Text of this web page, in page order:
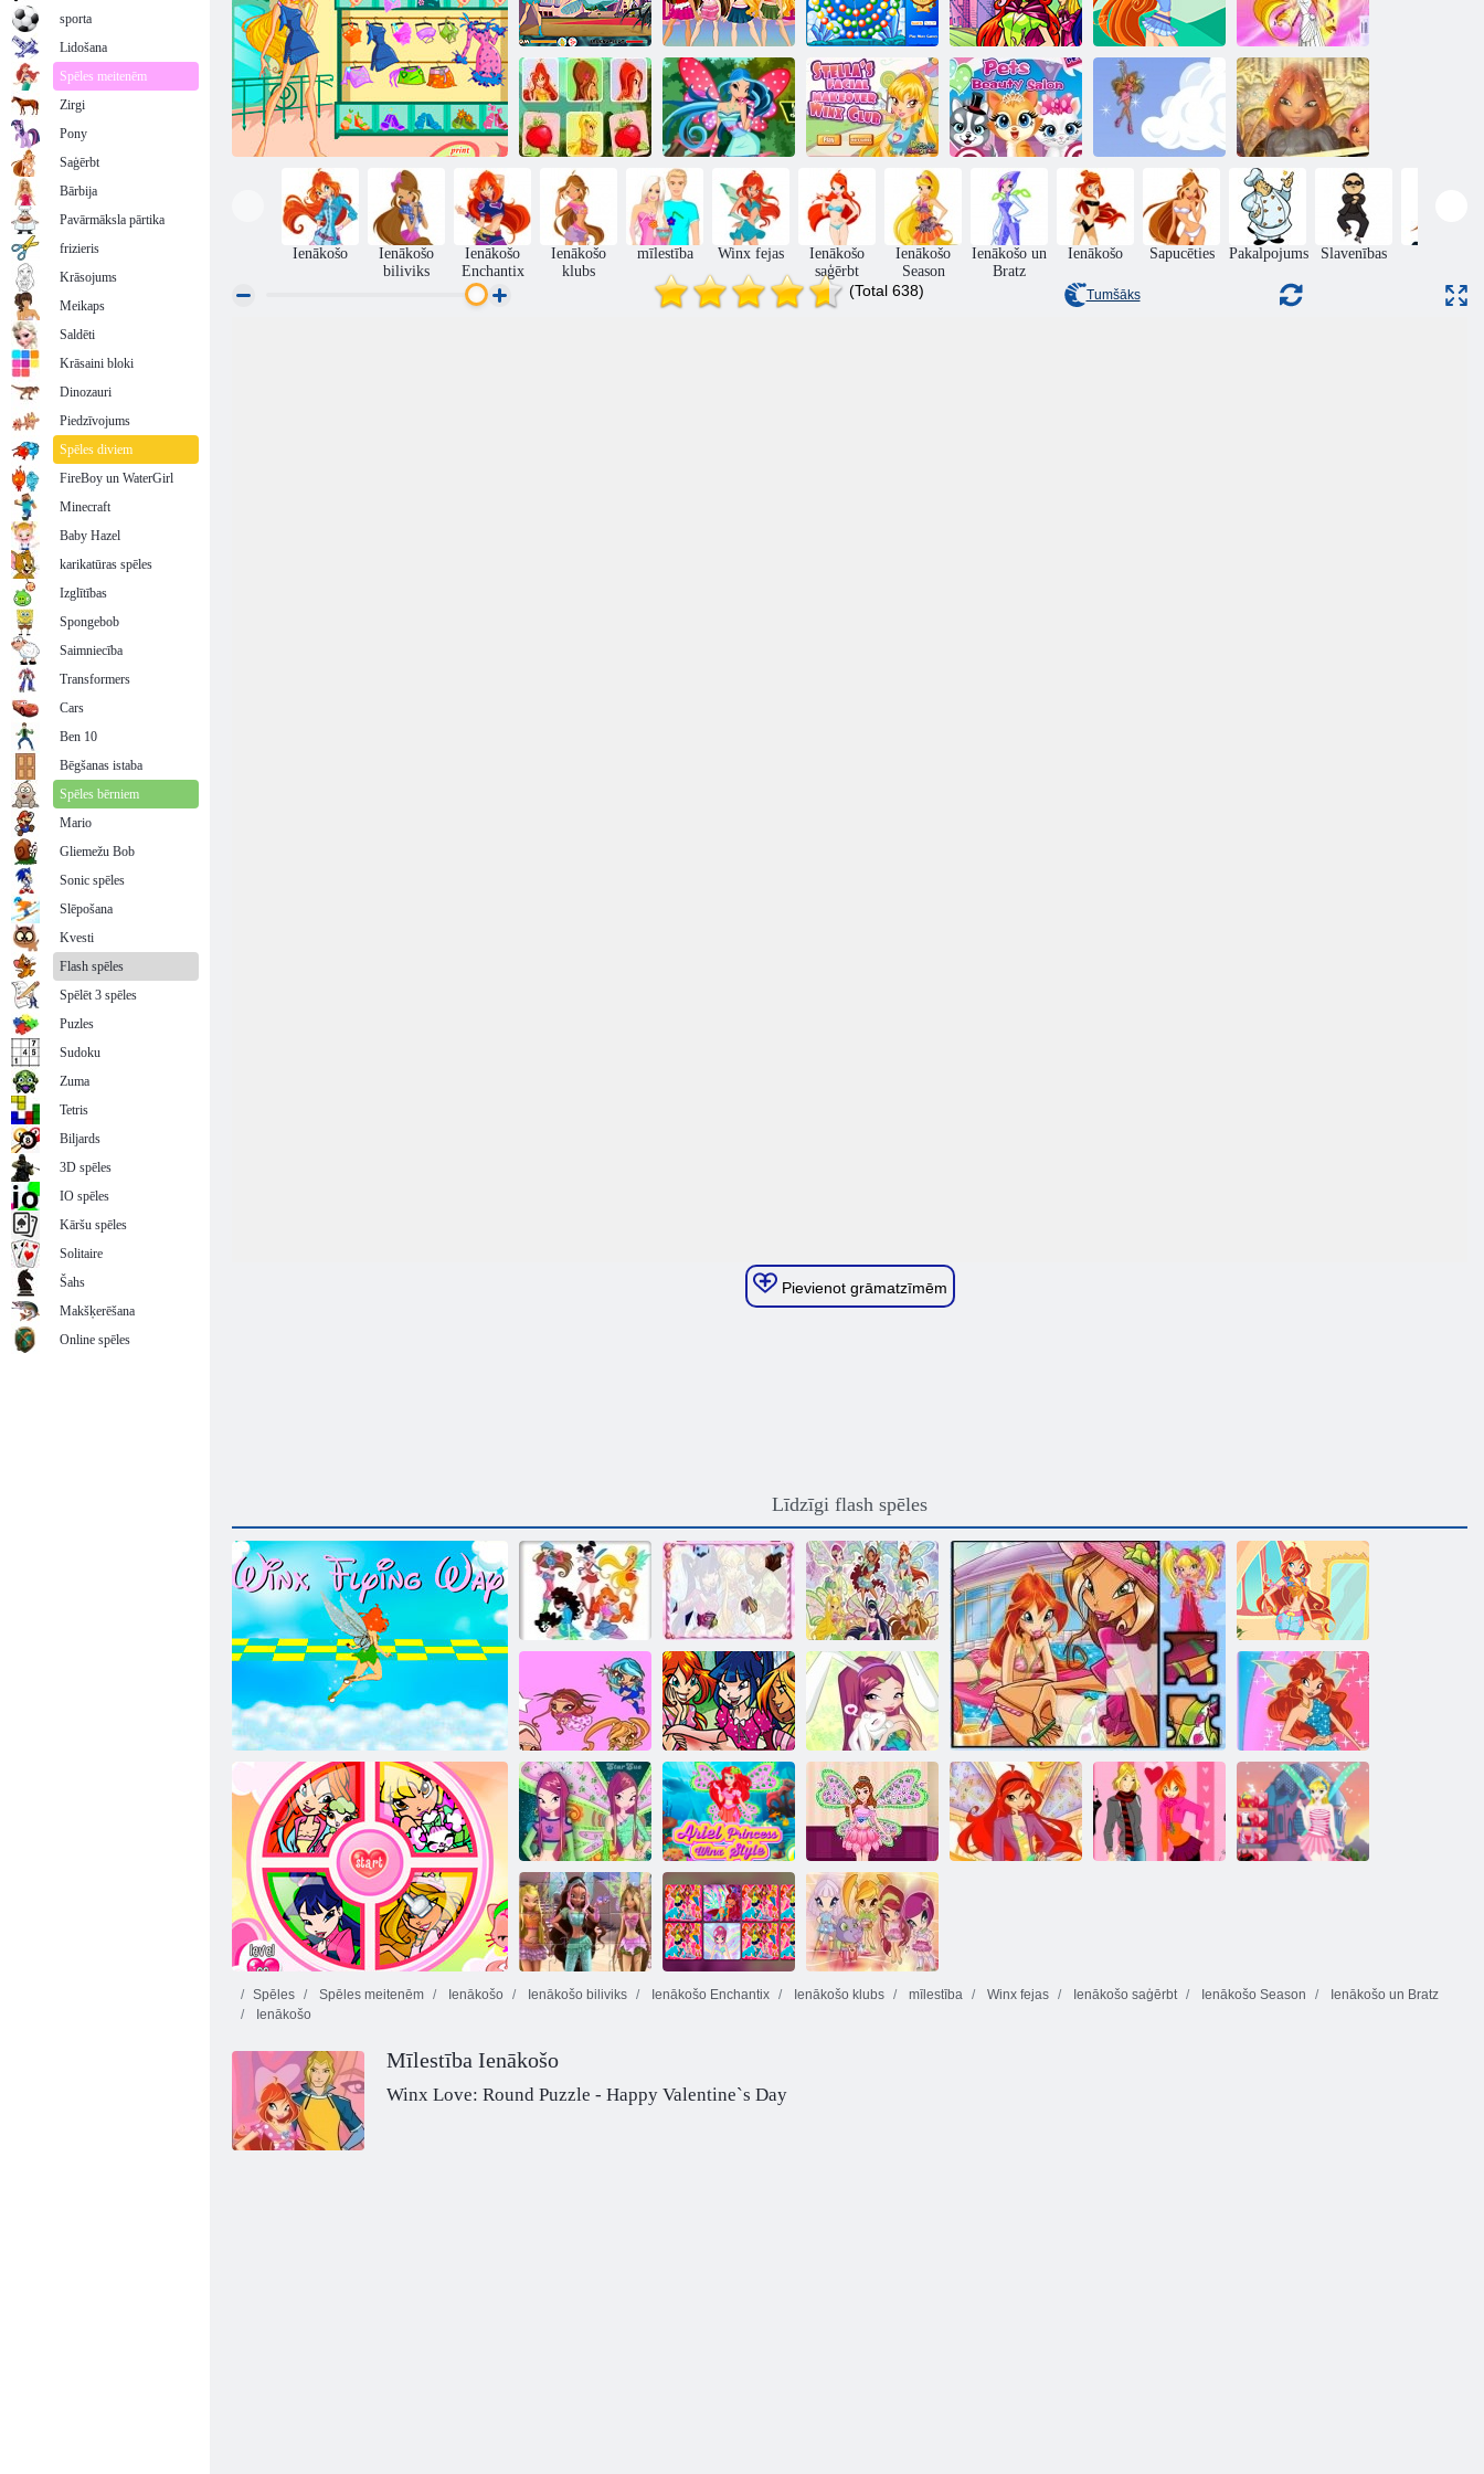
Burvju
uzbrukums
Bratz modes
dizainere
Ienākošo klubs
Zuma
Winx puzles 2 Winx zieds Kāzu Ienākošo
Ienākošo klubs
Piemiņas triks
Ienākošo Flora
uzposties
Stella Sejas
Makeover
Ienākošo klubs
Skaistumkopšanas
salons par
mājdzīvniekiem
Ienākošo:
Bubbles ar fejas
Ienākošo Puzzle
Ienākošo
Ienākošo
biliviks
Ienākošo
Enchantix
Ienākošo
klubs
mīlestība Winx fejas
Ienākošo
saģērbt
Ienākošo
Season
Ienākošo un
Bratz
Ienākošo Sapucēties Pakalpojums Slavenības
(Total 638) Tumšāks
Pievienot grāmatzīmēm
Līdzīgi flash spēles
Ienākošo Lidojuma
Ienākošo klubs
krāsošana
Ienākošo Klubs:
sešstūra puzle
Ienākošo.
Slēptās skaits
Stils Bloom
Ienākošo Pixie Ienākošo Mix
Ienākošo Bunny
Stils: apaļa
puzzle
Winx zieds
Magic Apģērbs
Ienākošo:
Puzzles ar Roxy
Ariel Princess
Ienākošo Style
Beauty Princess
Ienākošo Style
Spēles Spēles meitenēm Ienākošo Ienākošo biliviks Ienākošo Enchantix Ienākošo klubs mīlestība Winx fejas Ienākošo saģērbt Ienākošo Season
Ienākošo un Bratz
Ienākošo
Mīlestība Ienākošo
Winx Love: Round Puzzle - Happy Valentine`s Day
sporta
Lidošana
Spēles meitenēm
Zirgi
Pony
Saģērbt
Bārbija
Pavārmāksla pārtika
frizieris
Krāsojums
Meikaps
Saldēti
Krāsaini bloki
Dinozauri
Piedzīvojums
Spēles diviem
FireBoy un WaterGirl
Minecraft
Baby Hazel
karikatūras spēles
Izglītības
Spongebob
Saimniecība
Transformers
Cars
Ben 10
Bēgšanas istaba
Spēles bērniem
Mario
Gliemežu Bob
Sonic spēles
Slēpošana
Kvesti
Flash spēles
Spēlēt 3 spēles
Puzles
Sudoku
Zuma
Tetris
Biljards
3D spēles
IO spēles
Kāršu spēles
Solitaire
Šahs
Makšķerēšana
Online spēles